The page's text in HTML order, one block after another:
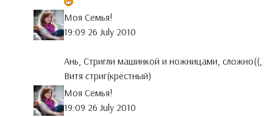
Моя Семья!
19:09 26 July 2010
Ань, Стригли машинкой и ножницами, сложно((,
Витя стриг(крёстный)
Моя Семья!
19:09 26 July 2010